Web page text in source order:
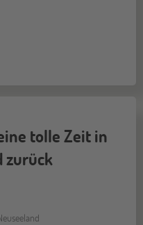
tolle Zeit in
zurück